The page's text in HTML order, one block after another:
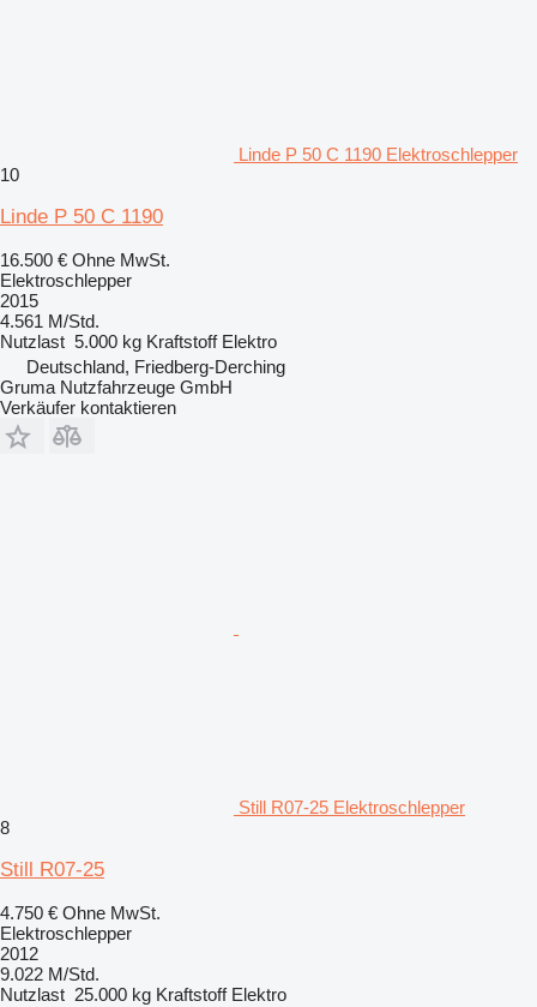
Linde P 50 C 1190 Elektroschlepper
10
Linde P 50 C 1190
16.500 € Ohne MwSt.
Elektroschlepper
2015
4.561 M/Std.
Nutzlast 5.000 kg Kraftstoff Elektro
Deutschland, Friedberg-Derching
Gruma Nutzfahrzeuge GmbH
Verkäufer kontaktieren
Still R07-25 Elektroschlepper
8
Still R07-25
4.750 € Ohne MwSt.
Elektroschlepper
2012
9.022 M/Std.
Nutzlast 25.000 kg Kraftstoff Elektro